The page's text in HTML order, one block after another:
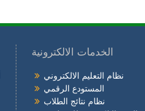
الخدمات الالكترونية
نظام التعليم الالكتروني
المستودع الرقمي
نظام نتائج الطلاب